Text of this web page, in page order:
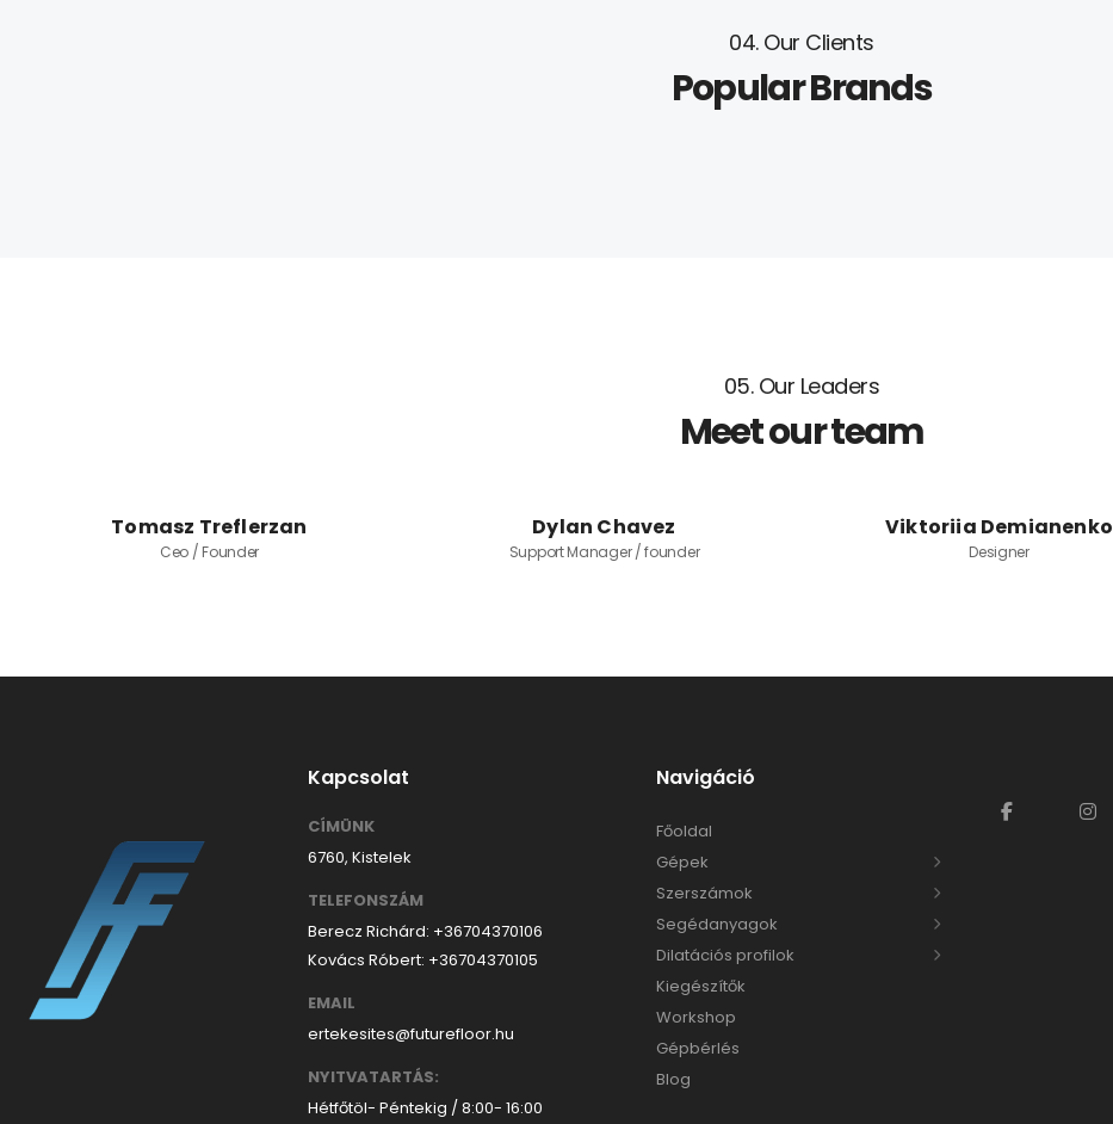
04. Our Clients
Popular Brands
05. Our Leaders
Meet our team
Tomasz Treflerzan
Ceo / Founder
Dylan Chavez
Support Manager / founder
Viktoriia Demianenko
Designer
Kapcsolat
CÍMÜNK
6760, Kistelek
TELEFONSZÁM
Berecz Richárd: +36704370106
Kovács Róbert: +36704370105
EMAIL
ertekesites@futurefloor.hu
NYITVATARTÁS:
Hétfőtöl- Péntekig / 8:00- 16:00
Navigáció
Főoldal
Gépek
Szerszámok
Segédanyagok
Dilatációs profilok
Kiegészítők
Workshop
Gépbérlés
Blog